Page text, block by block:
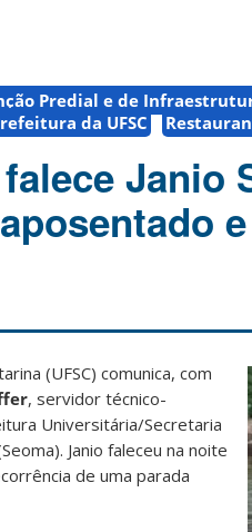
Predial e de
da UFSC
Janio
(UFSC) comunica, com
, servidor técnico-
Universitária/Secretaria
Janio faleceu na noite
de uma parada